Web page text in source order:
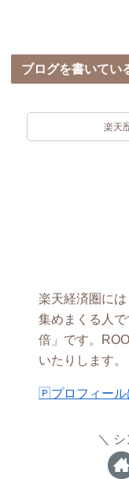
ブログを書いてい
楽天
楽天経済圏に
集めまくる人
倍」です。
いたりします。
🄿プロフィール